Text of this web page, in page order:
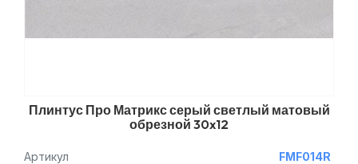
Плинтус Про Матрикс серый светлый матовый
обрезной 30x12
Артикул
FMF014R